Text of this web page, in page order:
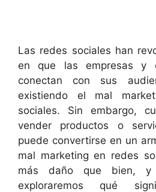
Las redes sociales han
en que las empresas y
conectan con sus
existiendo el mal
sociales. Sin embargo,
vender productos o
puede convertirse en un
mal marketing en redes
más daño que bien,
exploraremos qué